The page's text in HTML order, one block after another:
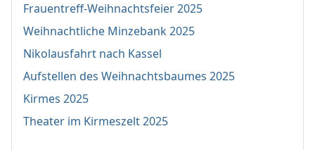
Frauentreff-Weihnachtsfeier 2025
Weihnachtliche Minzebank 2025
Nikolausfahrt nach Kassel
Aufstellen des Weihnachtsbaumes 2025
Kirmes 2025
Theater im Kirmeszelt 2025